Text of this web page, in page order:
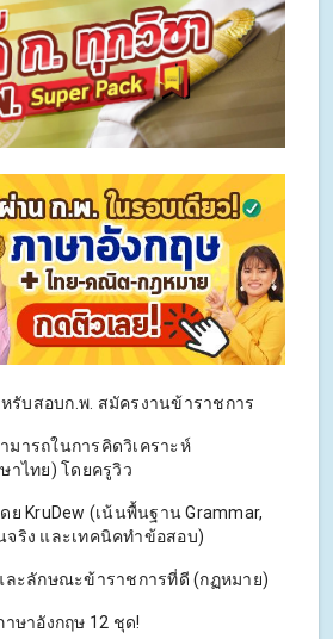
รับสอบก.พ. สมัครงานข้าราชการ
มารถในการคิดวิเคราะห์
ไทย) โดยครูวิว
ย KruDew (เน้นพื้นฐาน Grammar,
จริง และเทคนิคทำข้อสอบ)
และลักษณะข้าราชการที่ดี (กฏหมาย)
ษาอังกฤษ 12 ชุด!